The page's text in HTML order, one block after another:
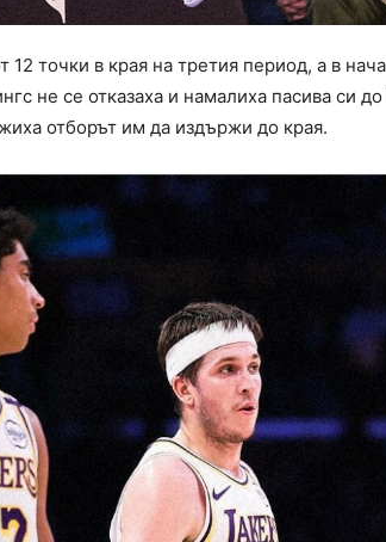
12 точки в края на третия период, а в
не се отказаха и намалиха пасива си
отборът им да издържи до края.